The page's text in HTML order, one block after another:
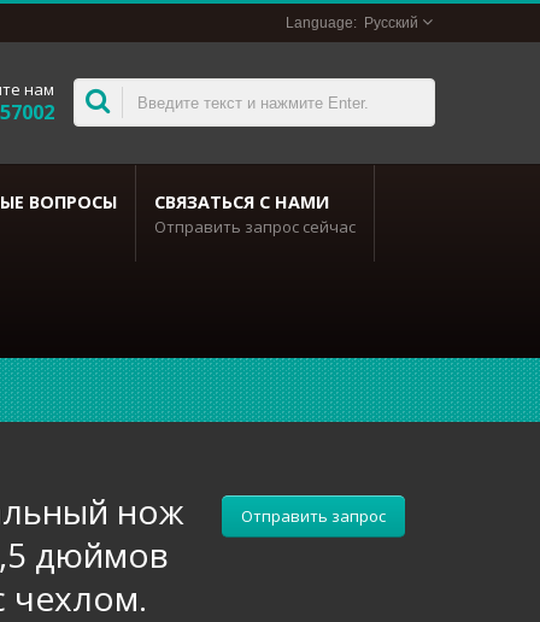
Русский
нам
ВОПРОСЫ СВЯЗАТЬСЯ С НАМИ
Отправить запрос сейчас
Отправить запрос
нож
дюймов
чехлом.